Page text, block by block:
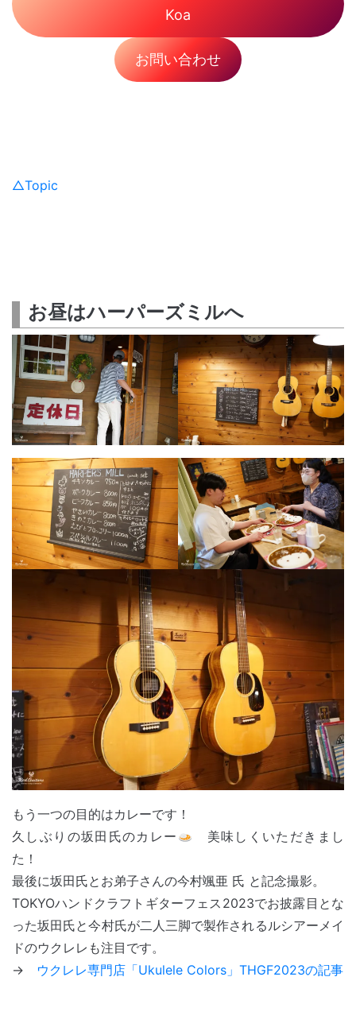
Koa
お問い合わせ
△Topic
お昼はハーパーズミルへ
もう一つの目的はカレーです！
久しぶりの坂田氏のカレー
美味しくいただきまし
た！
最後に坂田氏とお弟子さんの今村颯亜 氏 と記念撮影。
TOKYOハンドクラフトギターフェス2023でお披露目とな
った坂田氏と今村氏が二人三脚で製作されるルシアーメイ
ドのウクレレも注目です。
→ ウクレレ専門店「Ukulele Colors」THGF2023の記事